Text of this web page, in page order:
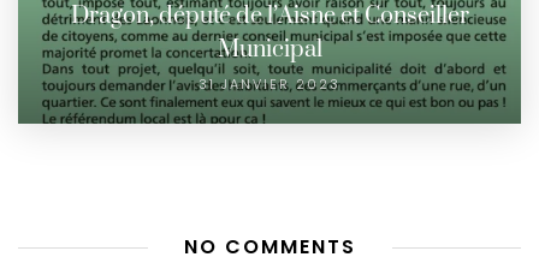
Dragon, député de l’Aisne et Conseiller
Municipal
31 JANVIER 2023
NO COMMENTS